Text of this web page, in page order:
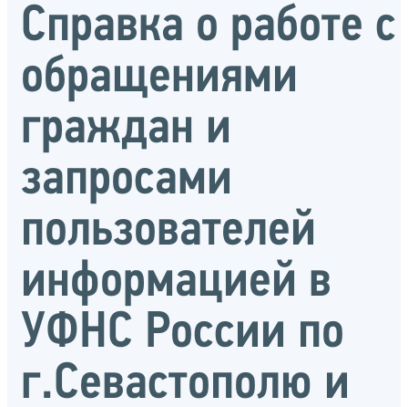
Справка о работе с
обращениями
граждан и
запросами
пользователей
информацией в
УФНС России по
г.Севастополю и